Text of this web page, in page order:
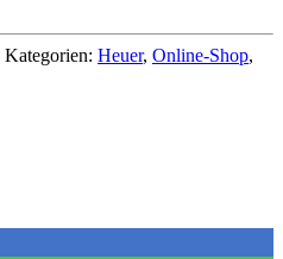
Kategorien: Heuer, Online-Shop,